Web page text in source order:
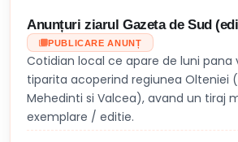
Anunțuri ziarul Gazeta de Sud
PUBLICARE ANUNȚ
Cotidian local ce apare de luni pana
tiparita acoperind regiunea Olteniei
Mehedinti si Valcea), avand un tiraj
exemplare / editie.